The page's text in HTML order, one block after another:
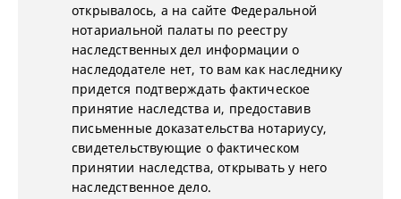
открывалось, а на сайте Федеральной
нотариальной палаты по реестру
наследственных дел информации о
наследодателе нет, то вам как наследнику
придется подтверждать фактическое
принятие наследства и, предоставив
письменные доказательства нотариусу,
свидетельствующие о фактическом
принятии наследства, открывать у него
наследственное дело.